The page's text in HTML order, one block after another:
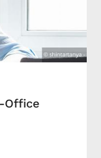
Office